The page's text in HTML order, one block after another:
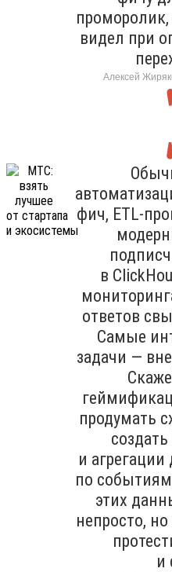
видел при
Алексей
фич, ETL-
в
ответов
Самые
задачи —
продумать
и
по
этих
непросто,
и